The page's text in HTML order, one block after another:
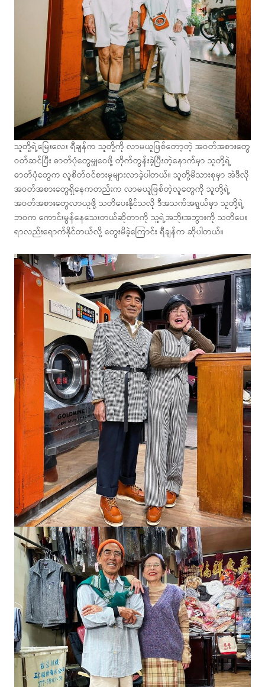
သူတို့ရဲ့မြေးလေး ရီချန်က သူတို့ကို လာမယူဖြစ်တော့တဲ့ အဝတ်အစားတွေ
ဝတ်ဆင်ပြီး ဓာတ်ပုံတွေမျှဝေဖို့ တိုက်တွန်းခဲ့ပြီးတဲ့နောက်မှာ သူတို့ရဲ့
ဓာတ်ပုံတွေက လူစိတ်ဝင်စားမှုများလာခဲ့ပါတယ်။ သူတို့မိသားစုမှာ အဲဒီလို
အဝတ်အစားတွေရှိနေကတည်းက လာမယူဖြစ်တဲ့လူတွေကို သူတို့ရဲ့
အဝတ်အစားတွေလာယူဖို့ သတိပေးနိုင်သလို ဒီအသက်အရွယ်မှာ သူတို့ရဲ့
ဘဝက ကောင်းမွန်နေသေးတယ်ဆိုတာကို သူ့ရဲ့အဘိုးအဘွားကို သတိပေး
ရာလည်းရောက်နိုင်တယ်လို့ တွေးမိခဲ့ကြောင်း ရီချန်က ဆိုပါတယ်။